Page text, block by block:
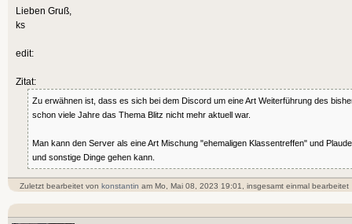
Lieben Gruß,
ks
edit:
Zitat:
Zu erwähnen ist, dass es sich bei dem Discord um eine Art Weiterführung des
schon viele Jahre das Thema Blitz nicht mehr aktuell war.
Man kann den Server als eine Art Mischung "ehemaligen Klassentreffen" und
und sonstige Dinge gehen kann.
Zuletzt bearbeitet von konstantin am Mo, Mai 08, 2023 19:01, insgesamt einmal bearbeitet